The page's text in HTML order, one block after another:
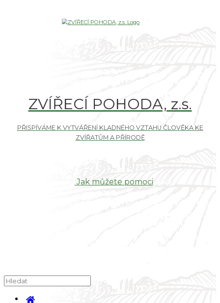
ZVÍŘECÍ POHODA, z.s.
Jak můžete pomoci